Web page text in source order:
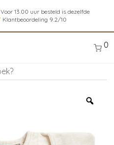
Voor 13.00 uur besteld is dezelfde
Klantbeoordeling 9.2/10
0